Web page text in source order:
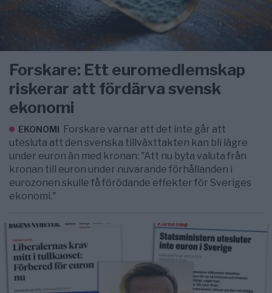
Forskare: Ett euromedlemskap
riskerar att fördärva svensk
ekonomi
EKONOMI Forskare varnar att det inte går att
utesluta att den svenska tillväxttakten kan bli lägre
under euron än med kronan: "Att nu byta valuta från
kronan till euron under nuvarande förhållanden i
eurozonen skulle få förödande effekter för Sveriges
ekonomi."